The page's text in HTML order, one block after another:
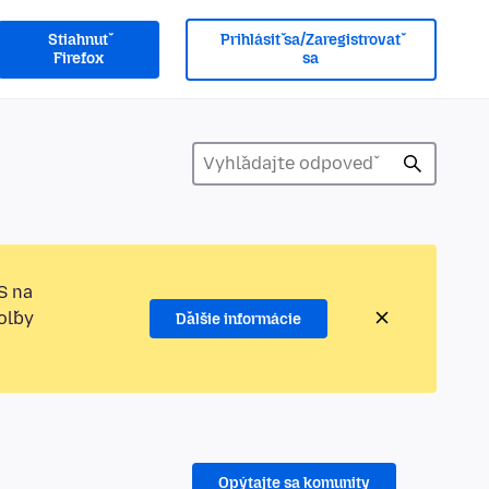
Stiahnuť
Firefox
Prihlásiť sa/Zaregistrovať
sa
na
Ďalšie informácie
Opýtajte sa komunity